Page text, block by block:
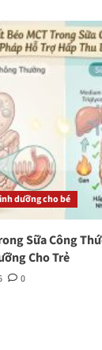
dưỡng cho bé
Sữa Công
Cho Trẻ
0